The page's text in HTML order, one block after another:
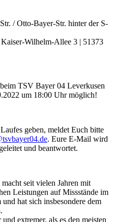
/ Otto-Bayer-Str. hinter der S-
Wilhelm-Allee 3 | 51373
TSV Bayer 04 Leverkusen
um 18:00 Uhr möglich!
geben, meldet Euch bitte
. Eure E-Mail wird
und beantwortet.
seit vielen Jahren mit
Leistungen auf Missstände im
hat sich insbesondere dem
extremer, als es den meisten